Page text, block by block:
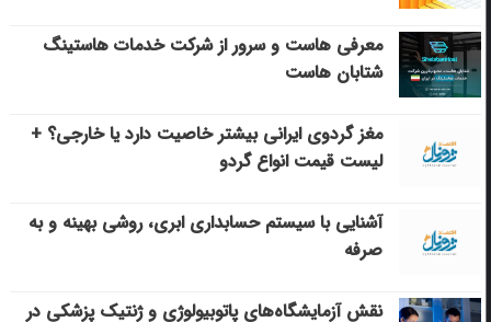
معرفی هاست و سرور از شرکت خدمات هاستینگ
شتابان هاست
مغز گردوی ایرانی بیشتر خاصیت دارد یا خارجی؟ +
لیست قیمت انواع گردو
آشنایی با سیستم حسابداری ابری، روشی بهینه و به
صرفه
نقش آزمایشگاه‌های پاتوبیولوژی و ژنتیک پزشکی در